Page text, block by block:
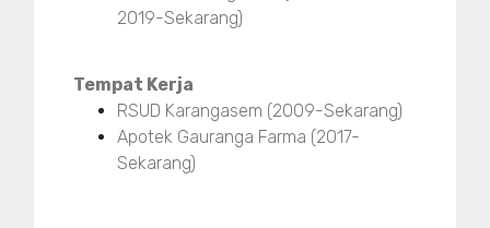
2019-Sekarang)
Tempat Kerja
RSUD Karangasem (2009-Sekarang)
Apotek Gauranga Farma (2017-
Sekarang)